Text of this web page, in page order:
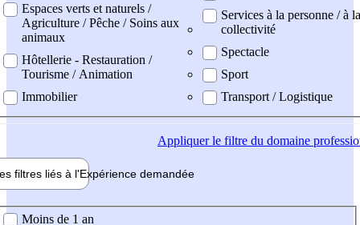
Espaces verts et naturels /
Agriculture / Pêche / Soins aux
animaux
Hôtellerie - Restauration /
Tourisme / Animation
Immobilier
Services à la personne / à la
collectivité
Spectacle
Sport
Transport / Logistique
Appliquerle filtre du domaine
filtres liés à l'Expérience demandée
demandée
Moins de 1 an